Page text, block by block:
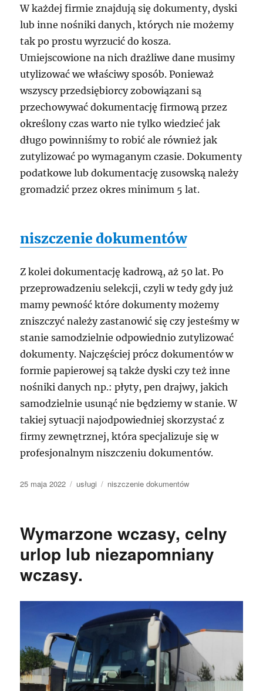
W każdej firmie znajdują się dokumenty, dyski
lub inne nośniki danych, których nie możemy
tak po prostu wyrzucić do kosza.
Umiejscowione na nich drażliwe dane musimy
utylizować we właściwy sposób. Ponieważ
wszyscy przedsiębiorcy zobowiązani są
przechowywać dokumentację firmową przez
określony czas warto nie tylko wiedzieć jak
długo powinniśmy to robić ale również jak
zutylizować po wymaganym czasie. Dokumenty
podatkowe lub dokumentację zusowską należy
gromadzić przez okres minimum 5 lat.
niszczenie dokumentów
Z kolei dokumentację kadrową, aż 50 lat. Po
przeprowadzeniu selekcji, czyli w tedy gdy już
mamy pewność które dokumenty możemy
zniszczyć należy zastanowić się czy jesteśmy w
stanie samodzielnie odpowiednio zutylizować
dokumenty. Najczęściej prócz dokumentów w
formie papierowej są także dyski czy też inne
nośniki danych np.: płyty, pen drajwy, jakich
samodzielnie usunąć nie będziemy w stanie. W
takiej sytuacji najodpowiedniej skorzystać z
firmy zewnętrznej, która specjalizuje się w
profesjonalnym niszczeniu dokumentów.
Data
25 maja 2022 Kategorie
usługi Tagi
niszczenie dokumentów
Wymarzone wczasy, celny
urlop lub niezapomniany
wczasy.